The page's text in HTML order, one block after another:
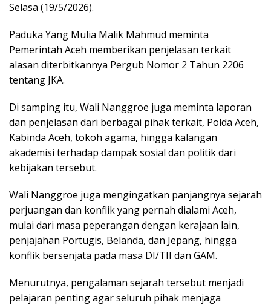
Selasa (19/5/2026).
Paduka Yang Mulia Malik Mahmud meminta
Pemerintah Aceh memberikan penjelasan terkait
alasan diterbitkannya Pergub Nomor 2 Tahun 2206
tentang JKA.
Di samping itu, Wali Nanggroe juga meminta laporan
dan penjelasan dari berbagai pihak terkait, Polda Aceh,
Kabinda Aceh, tokoh agama, hingga kalangan
akademisi terhadap dampak sosial dan politik dari
kebijakan tersebut.
Wali Nanggroe juga mengingatkan panjangnya sejarah
perjuangan dan konflik yang pernah dialami Aceh,
mulai dari masa peperangan dengan kerajaan lain,
penjajahan Portugis, Belanda, dan Jepang, hingga
konflik bersenjata pada masa DI/TII dan GAM.
Menurutnya, pengalaman sejarah tersebut menjadi
pelajaran penting agar seluruh pihak menjaga